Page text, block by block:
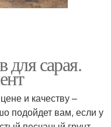
для сарая.
и качеству –
подойдет вам, если у